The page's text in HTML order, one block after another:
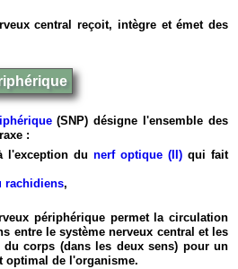
central reçoit, intègre et émet des
(SNP) désigne l'ensemble des
:
l'exception du nerf optique (II) qui fait
rachidiens,
périphérique permet la circulation
entre le système nerveux central et les
du corps (dans les deux sens) pour un
optimal de l'organisme.